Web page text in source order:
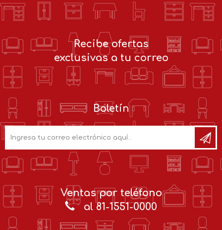
Recibe ofertas
exclusivas a tu correo
Boletín
Ventas por teléfono
al 81-1551-0000